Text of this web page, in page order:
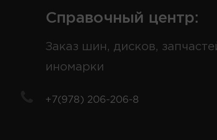
Справочный центр:
Заказ шин, дисков,
иномарки
+7(978) 206-206-8